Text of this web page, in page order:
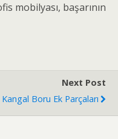
mobilyası, başarının
Next Post
Kangal Boru Ek Parçaları